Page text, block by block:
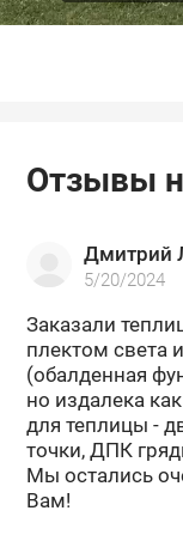
Отзывы
Дмитрий
5/20/2024
За­ка­за­ли
плек­том света
(обал­ден­ная
но из­да­ле­ка
для теп­ли­цы -
точ­ки, ДПК
Мы оста­лись
Вам!